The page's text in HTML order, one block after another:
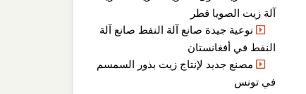
آلة زيت الصويا قطر
نوعية جيدة صانع آلة النفط صانع آلة
النفط في أفغانستان
مصنع جديد لإنتاج زيت بذور السمسم
في تونس